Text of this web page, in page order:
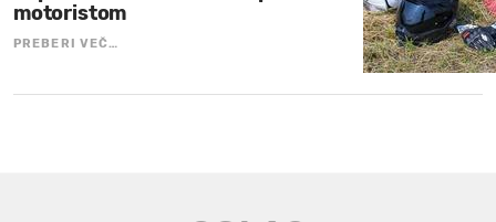
motoristom
PREBERI VEČ…